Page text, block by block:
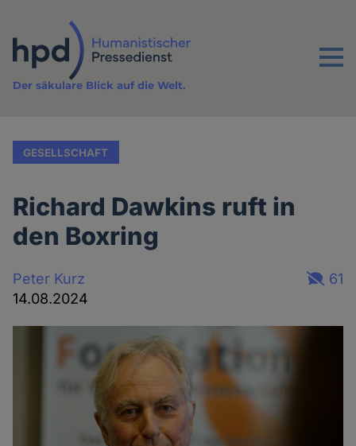
Inhalt
Menu
Der säkulare Blick auf die Welt.
GESELLSCHAFT
Richard Dawkins ruft in
den Boxring
Peter Kurz
14.08.2024
61